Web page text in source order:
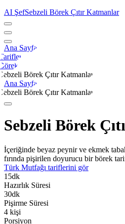
AI ŞefSebzeli Börek Çıtır Katmanlar
Ana Sayfa
Börek Çıtır Katmanlar
Ana Sayfa
Börek Çıtır Katmanlar
Sebzeli Börek
İçeriğinde beyaz peynir ve ekmek
fırında pişirilen doyurucu bir börek
Türk Mutfağı tariflerini gör
15dk
Hazırlık Süresi
30dk
Pişirme Süresi
4 kişi
Porsiyon